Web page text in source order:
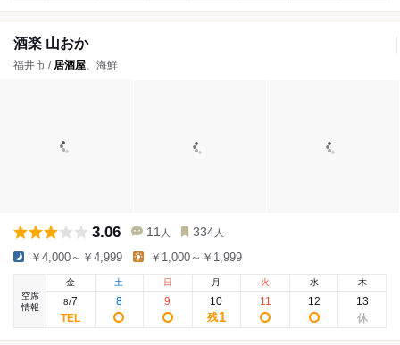
酒楽 山おか
福井市 / 居酒屋、海鮮
3.06 11 人 334 人
￥4,000～￥4,999 ￥1,000～￥1,999
空席
情報
金
8/7
土
8
日
9
月
10
残1
火
11
水
12
木
13